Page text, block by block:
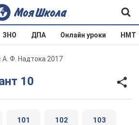
ЗНО ДПА Онлайн уроки НМТ
А. Ф. Надтока 2017
10
101 102 103